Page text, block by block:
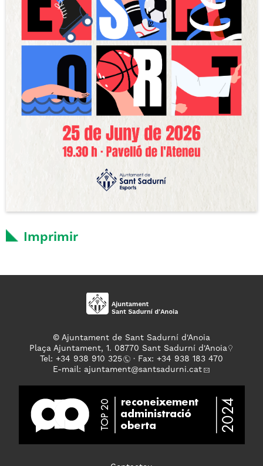
Imprimir
© Ajuntament de Sant Sadurní d'Anoia
Plaça Ajuntament, 1. 08770 Sant Sadurní d'Anoia
Tel: +34 938 910 325
· Fax: +34 938 183 470
E-mail: ajuntament@santsadurni.cat